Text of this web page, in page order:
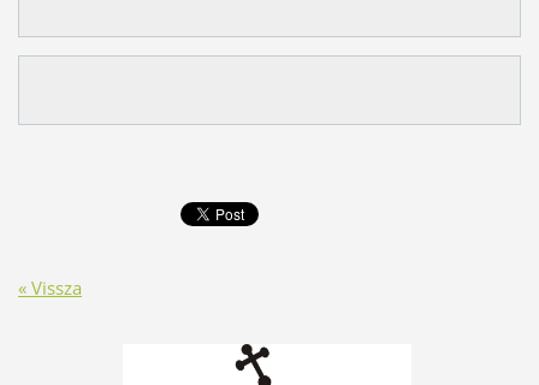
« Vissza